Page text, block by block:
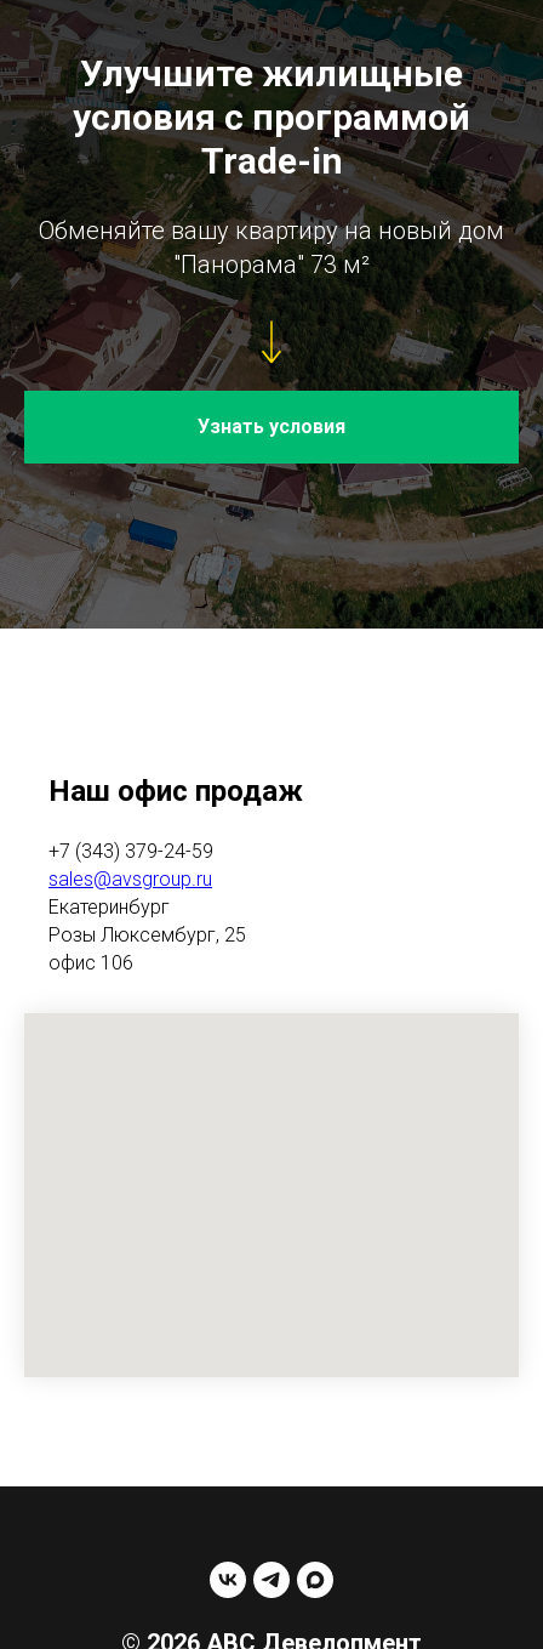
Улучшите жилищные
условия с программой
Trade-in
Обменяйте вашу квартиру на новый дом
"Панорама" 73 м²
Узнать условия
Наш офис продаж
+7 (343) 379-24-59
sales@avsgroup.ru
Екатеринбург
Розы Люксембург, 25
офис 106